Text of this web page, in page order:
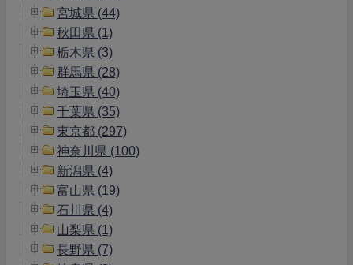
宮城県 (44)
秋田県 (1)
栃木県 (3)
群馬県 (28)
埼玉県 (40)
千葉県 (35)
東京都 (297)
神奈川県 (100)
新潟県 (4)
富山県 (19)
石川県 (4)
山梨県 (1)
長野県 (7)